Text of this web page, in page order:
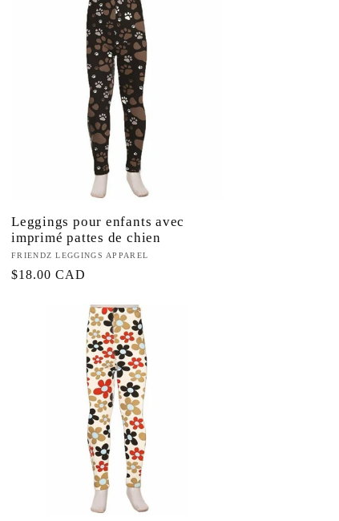
Leggings pour enfants avec
imprimé pattes de chien
Fournisseur :
FRIENDZ LEGGINGS APPAREL
Prix
$18.00 CAD